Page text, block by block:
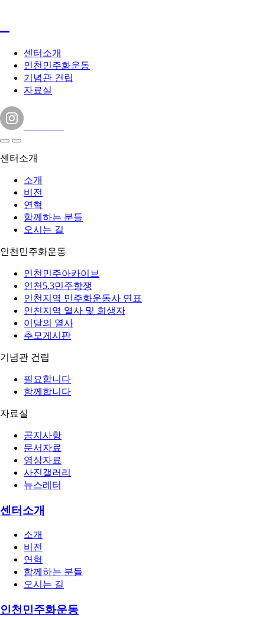
센터소개
인천민주화운동
기념관 건립
자료실
센터소개
소개
비전
연혁
함께하는 분들
오시는 길
인천민주화운동
인천민주아카이브
인천5.3민주항쟁
인천지역 민주화운동사 연표
인천지역 열사 및 희생자
이달의 열사
추모게시판
기념관 건립
필요합니다
함께합니다
자료실
공지사항
문서자료
영상자료
사진갤러리
뉴스레터
센터소개
소개
비전
연혁
함께하는 분들
오시는 길
인천민주화운동